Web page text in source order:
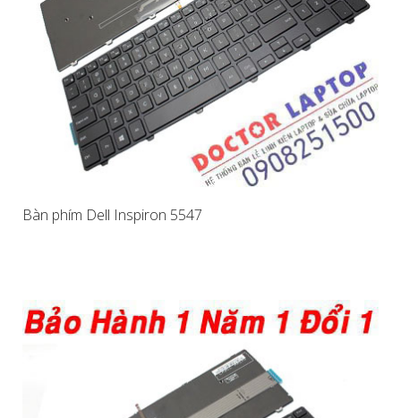
Bàn phím Dell Inspiron 5547